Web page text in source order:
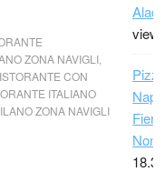
ZONA NAVIGLI,
CON
ITALIANO
ZONA NAVIGLI
Non